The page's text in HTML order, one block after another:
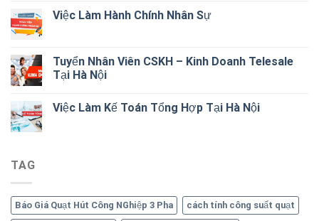
Việc Làm Hành Chính Nhân Sự
Tuyển Nhân Viên CSKH – Kinh Doanh Telesale
Tại Hà Nội
Việc Làm Kế Toán Tổng Hợp Tại Hà Nội
TAG
Báo Giá Quạt Hút Công NGhiệp 3 Pha cách tính công suất quạt